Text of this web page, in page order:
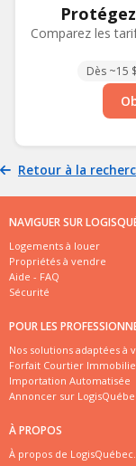
Comparez les
Dès ~15
Retour à la
NAVIGUER SUR
Logements à louer
Propriétés à vendre
Aide - FAQ
Sécurité
POUR LES
Nos solutions adaptées à
Forfait Courtier
Importation Automatisée
Annoncer sur
À PROPOS
À propos de